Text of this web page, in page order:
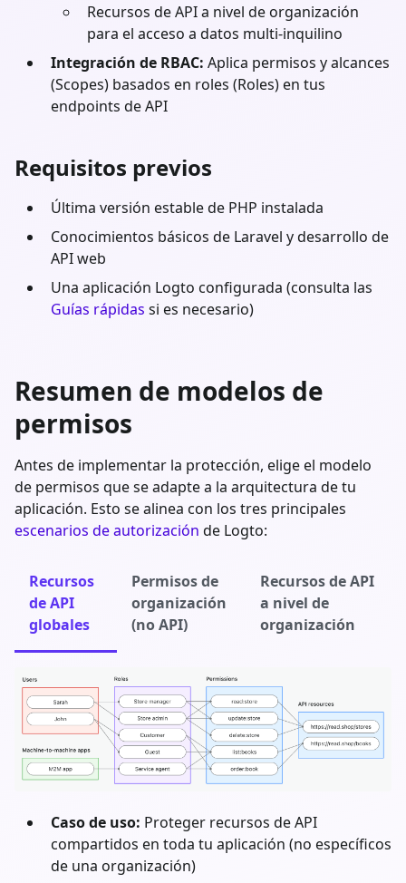
Recursos de API a nivel de organización
para el acceso a datos multi-inquilino
Integración de RBAC: Aplica permisos y alcances
(Scopes) basados en roles (Roles) en tus
endpoints de API
Requisitos previos
Última versión estable de PHP instalada
Conocimientos básicos de Laravel y desarrollo de
API web
Una aplicación Logto configurada (consulta las
Guías rápidas si es necesario)
Resumen de modelos de
permisos
Antes de implementar la protección, elige el modelo
de permisos que se adapte a la arquitectura de tu
aplicación. Esto se alinea con los tres principales
escenarios de autorización de Logto:
Recursos
de API
globales
Permisos de
organización
(no API)
Recursos de API
a nivel de
organización
Caso de uso: Proteger recursos de API
compartidos en toda tu aplicación (no específicos
de una organización)